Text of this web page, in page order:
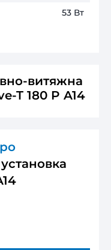
53 Вт
витяжна
T 180 P A14